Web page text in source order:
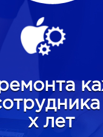
х лет